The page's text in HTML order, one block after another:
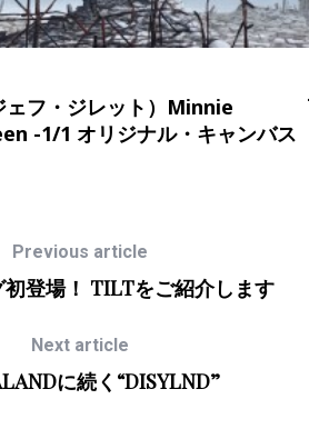
フ・ジレット）Minnie
-1/1 オリジナル・キャンバス
Previous article
初登場！ TILTをご紹介します
Next article
に続く“DISYLND”